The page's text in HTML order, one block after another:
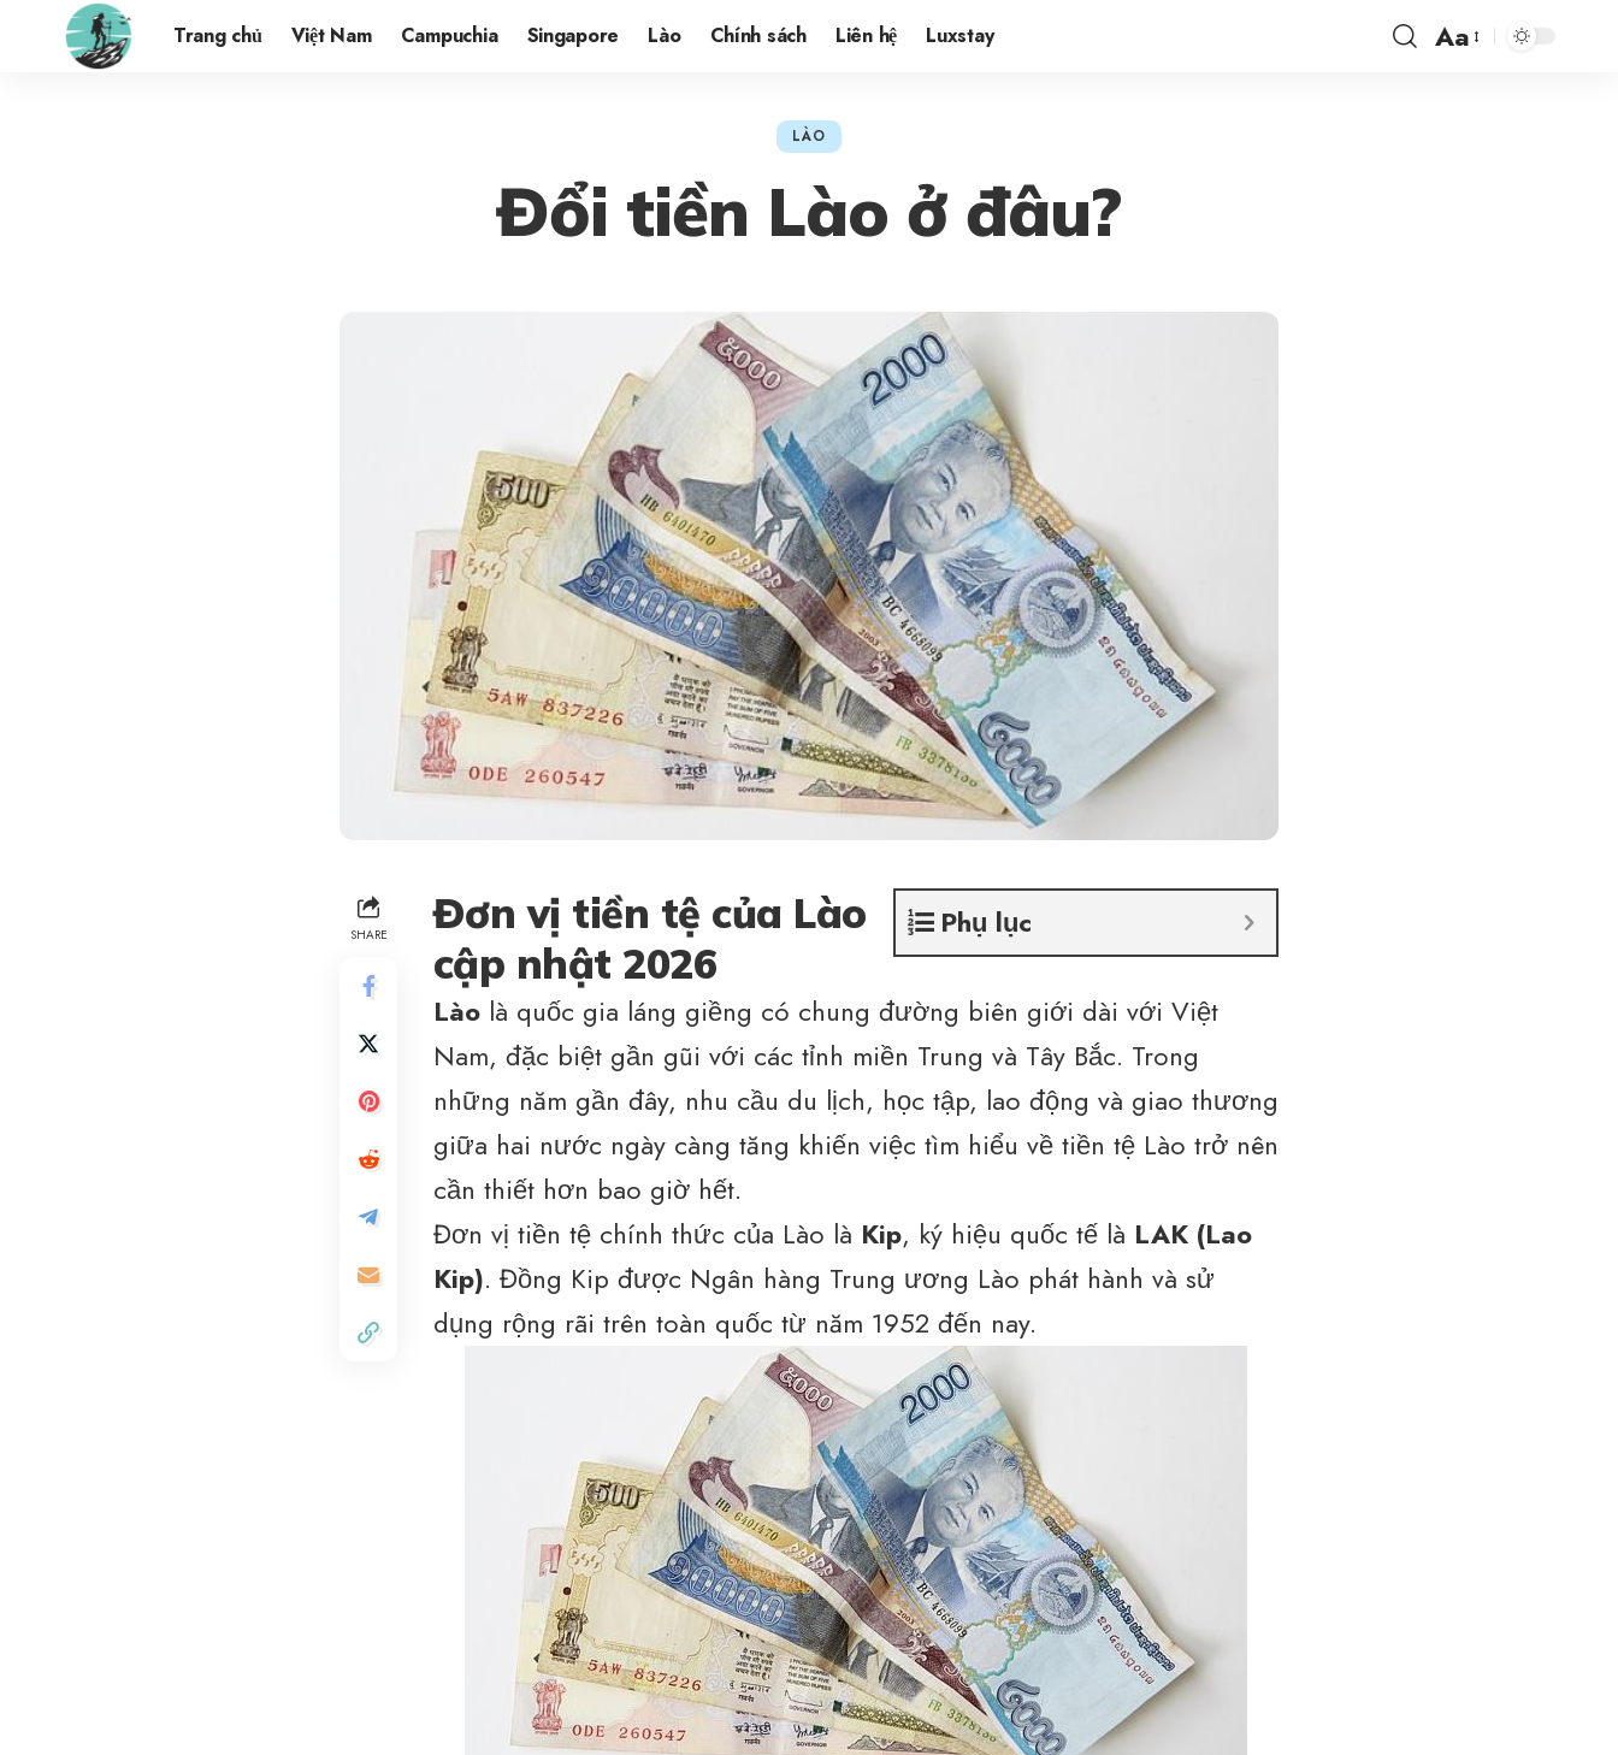
Trang chủ Việt Nam Campuchia Singapore Lào Chính sách Liên hệ Luxstay
Font
Aa
LÀO
Đổi tiền Lào ở đâu?
SHARE Phụ lục
Đơn vị tiền tệ của Lào
cập nhật 2026
Lào là quốc gia láng giềng có chung đường biên giới dài với Việt
Nam, đặc biệt gần gũi với các tỉnh miền Trung và Tây Bắc. Trong
những năm gần đây, nhu cầu du lịch, học tập, lao động và giao thương
giữa hai nước ngày càng tăng khiến việc tìm hiểu về tiền tệ Lào trở nên
cần thiết hơn bao giờ hết.
Đơn vị tiền tệ chính thức của Lào là Kip, ký hiệu quốc tế là LAK (Lao
Kip). Đồng Kip được Ngân hàng Trung ương Lào phát hành và sử
dụng rộng rãi trên toàn quốc từ năm 1952 đến nay.